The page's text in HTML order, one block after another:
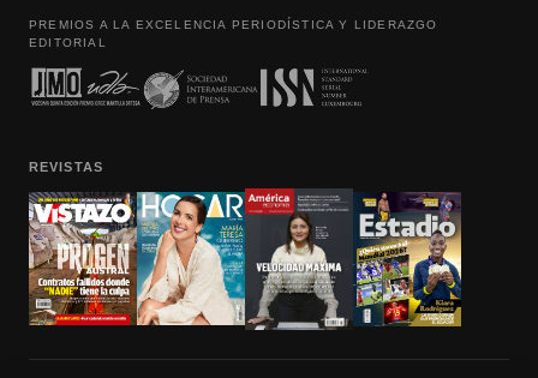
PREMIOS A LA EXCELENCIA PERIODÍSTICA Y LIDERAZGO
EDITORIAL
REVISTAS